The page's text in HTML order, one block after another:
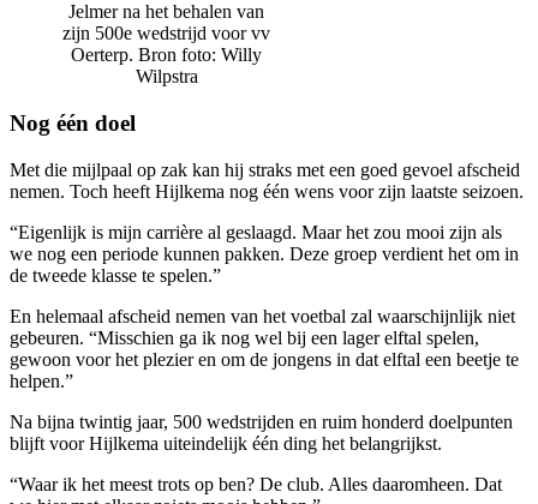
Jelmer na het behalen van
zijn 500e wedstrijd voor vv
Oerterp. Bron foto: Willy
Wilpstra
Nog één doel
Met die mijlpaal op zak kan hij straks met een goed gevoel afscheid
nemen. Toch heeft Hijlkema nog één wens voor zijn laatste seizoen.
“Eigenlijk is mijn carrière al geslaagd. Maar het zou mooi zijn als
we nog een periode kunnen pakken. Deze groep verdient het om in
de tweede klasse te spelen.”
En helemaal afscheid nemen van het voetbal zal waarschijnlijk niet
gebeuren. “Misschien ga ik nog wel bij een lager elftal spelen,
gewoon voor het plezier en om de jongens in dat elftal een beetje te
helpen.”
Na bijna twintig jaar, 500 wedstrijden en ruim honderd doelpunten
blijft voor Hijlkema uiteindelijk één ding het belangrijkst.
“Waar ik het meest trots op ben? De club. Alles daaromheen. Dat